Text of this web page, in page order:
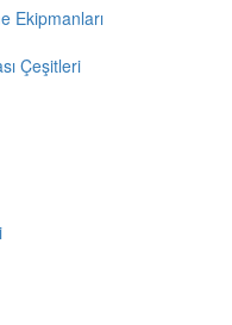
Ekipmanları
Çeşitleri